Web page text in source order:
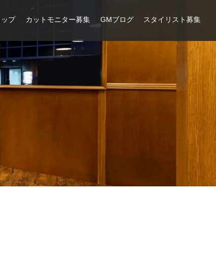
プ カットモニター募集 GMブログ スタイリスト募集